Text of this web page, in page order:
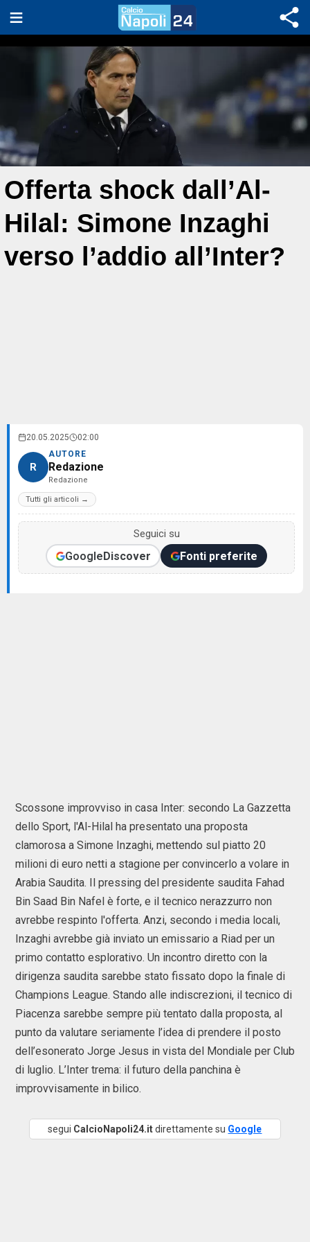
Offerta shock dall’Al-
Hilal: Simone Inzaghi
verso l’addio all’Inter?
20.05.2025 02:00
R
AUTORE
Redazione
Redazione
Tutti gli articoli →
Seguici su
GoogleDiscover Fonti preferite
Scossone improvviso in casa Inter: secondo La Gazzetta
dello Sport, l'Al-Hilal ha presentato una proposta
clamorosa a Simone Inzaghi, mettendo sul piatto 20
milioni di euro netti a stagione per convincerlo a volare in
Arabia Saudita. Il pressing del presidente saudita Fahad
Bin Saad Bin Nafel è forte, e il tecnico nerazzurro non
avrebbe respinto l'offerta. Anzi, secondo i media locali,
Inzaghi avrebbe già inviato un emissario a Riad per un
primo contatto esplorativo. Un incontro diretto con la
dirigenza saudita sarebbe stato fissato dopo la finale di
Champions League. Stando alle indiscrezioni, il tecnico di
Piacenza sarebbe sempre più tentato dalla proposta, al
punto da valutare seriamente l’idea di prendere il posto
dell’esonerato Jorge Jesus in vista del Mondiale per Club
di luglio. L’Inter trema: il futuro della panchina è
improvvisamente in bilico.
segui CalcioNapoli24.itdirettamente su Google